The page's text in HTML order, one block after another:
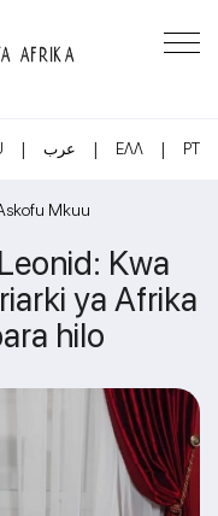
AFRIKA
| عرب | ΕΛΛ | PT
Mkuu
Kwa
ya Afrika
hilo